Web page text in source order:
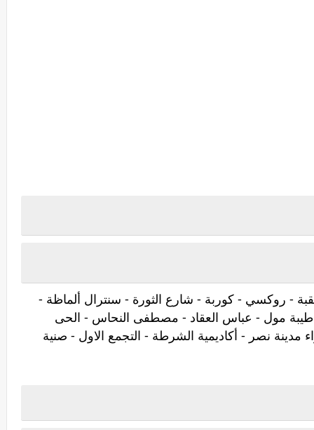
- روكسي - كوربة - شارع الثورة - سنترال ألماظة -
- طيبة مول - عباس العقاد - مصطفى النحاس - الحى
مدينة نصر - أكاديمية الشرطة - التجمع الاول - صنية